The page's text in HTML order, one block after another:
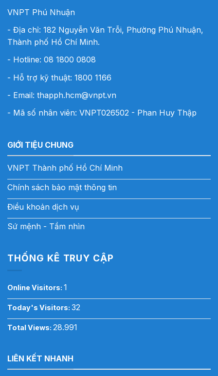
VNPT Phú Nhuận
- Địa chỉ: 182 Nguyễn Văn Trỗi, Phường Phú Nhuận,
Thành phố Hồ Chí Minh.
- Hotline: 08 1800 0808
- Hỗ trợ kỹ thuật: 1800 1166
- Email: thapph.hcm@vnpt.vn
- Mã số nhân viên: VNPT026502 - Phan Huy Thập
GIỚI TIỆU CHUNG
VNPT Thành phố Hồ Chí Minh
Chính sách bảo mật thông tin
Điều khoản dịch vụ
Sứ mệnh - Tầm nhìn
THỐNG KÊ TRUY CẬP
Online Visitors: 1
Today's Visitors: 32
Total Views: 28.991
LIÊN KẾT NHANH